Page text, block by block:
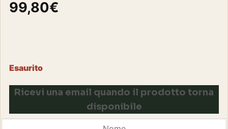
99,80€
Esaurito
Ricevi una email quando il prodotto torna
disponibile